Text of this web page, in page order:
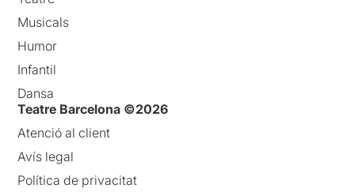
Musicals
Humor
Infantil
Dansa
Teatre Barcelona ©2026
Atenció al client
Avís legal
Política de privacitat